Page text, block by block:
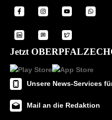
Jetzt
Unsere News-Services
Mail an die Redaktion